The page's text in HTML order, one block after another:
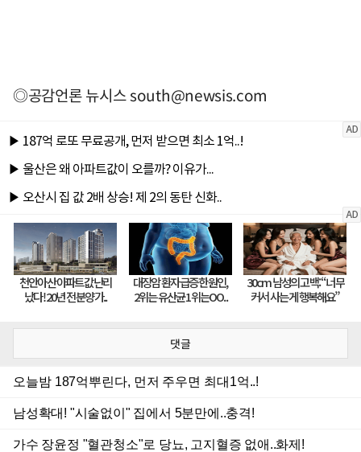
◎공감언론 뉴시스south@newsis.com
댓글